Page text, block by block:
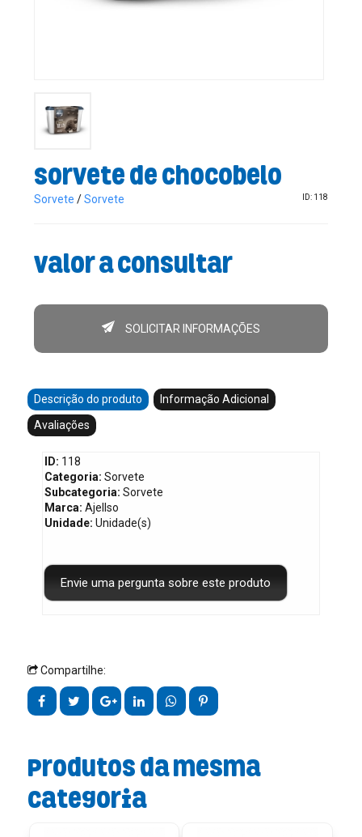
Sorvete de Chocobelo
Sorvete /Sorvete ID: 118
Valor a consultar
SOLICITAR INFORMAÇÕES
Descrição do produto
Informação Adicional
Avaliações
ID: 118
Categoria: Sorvete
Subcategoria: Sorvete
Marca: Ajellso
Unidade: Unidade(s)
Compartilhe:
Produtos da mesma
categoria